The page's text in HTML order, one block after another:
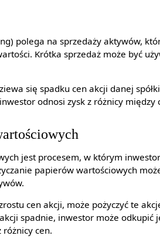
polega na sprzedaży aktywów,
Krótka sprzedaż może być
się spadku cen akcji danej
odnosi zysk z różnicy
jest procesem, w którym
papierów wartościowych
cen akcji, może pożyczyć te
spadnie, inwestor może odkupić
różnicy cen.